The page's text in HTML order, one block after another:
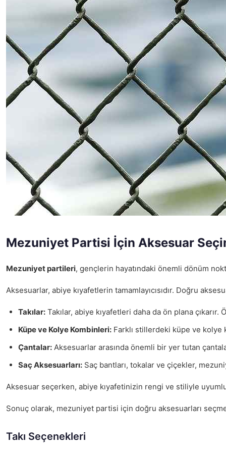
Mezuniyet Partisi İçin Aksesuar
Mezuniyet partileri, gençlerin hayatındaki önemli dönüm
Aksesuarlar, abiye kıyafetlerin tamamlayıcısıdır. Doğru
Takılar: Takılar, abiye kıyafetleri daha da ön plana çıkarır.
Küpe ve Kolye Kombinleri: Farklı stillerdeki küpe ve
Çantalar: Aksesuarlar arasında önemli bir yer tutan
Saç Aksesuarları: Saç bantları, tokalar ve çiçekler,
Aksesuar seçerken, abiye kıyafetinizin rengi ve stiliyle
Sonuç olarak, mezuniyet partisi için doğru aksesuarları
Takı Seçenekleri